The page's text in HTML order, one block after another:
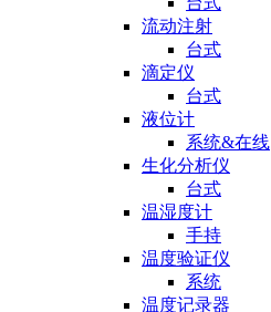
流动注射
台式
滴定仪
台式
液位计
系统&在线
生化分析仪
台式
温湿度计
手持
温度验证仪
系统
温度记录器